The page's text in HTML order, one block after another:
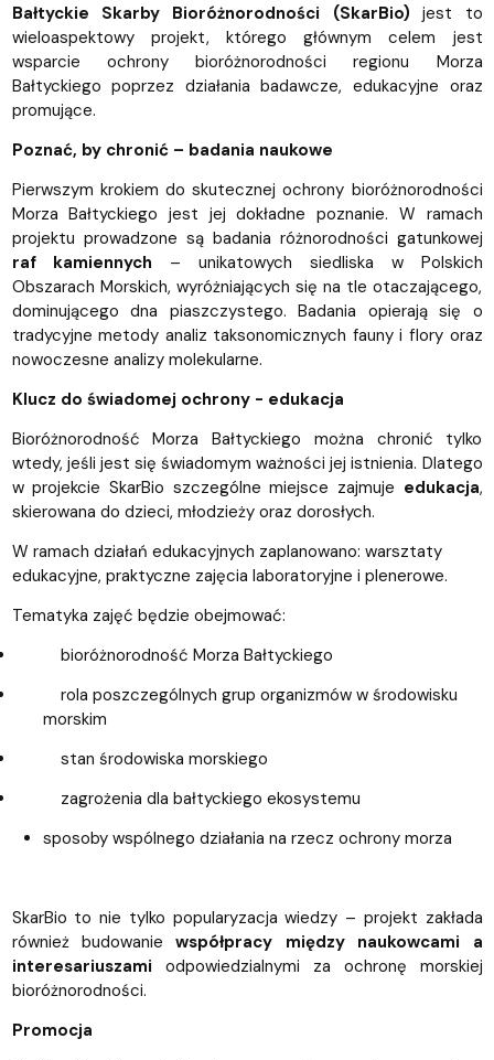
Bałtyckie Skarby Bioróżnorodności (SkarBio) jest to
wieloaspektowy projekt, którego głównym celem jest
wsparcie ochrony bioróżnorodności regionu Morza
Bałtyckiego poprzez działania badawcze, edukacyjne oraz
promujące.
Poznać, by chronić – badania naukowe
Pierwszym krokiem do skutecznej ochrony bioróżnorodności
Morza Bałtyckiego jest jej dokładne poznanie. W ramach
projektu prowadzone są badania różnorodności gatunkowej
raf kamiennych – unikatowych siedliska w Polskich
Obszarach Morskich, wyróżniających się na tle otaczającego,
dominującego dna piaszczystego. Badania opierają się o
tradycyjne metody analiz taksonomicznych fauny i flory oraz
nowoczesne analizy molekularne.
Klucz do świadomej ochrony - edukacja
Bioróżnorodność Morza Bałtyckiego można chronić tylko
wtedy, jeśli jest się świadomym ważności jej istnienia. Dlatego
w projekcie SkarBio szczególne miejsce zajmuje edukacja,
skierowana do dzieci, młodzieży oraz dorosłych.
W ramach działań edukacyjnych zaplanowano: warsztaty
edukacyjne, praktyczne zajęcia laboratoryjne i plenerowe.
Tematyka zajęć będzie obejmować:
bioróżnorodność Morza Bałtyckiego
rola poszczególnych grup organizmów w środowisku
morskim
stan środowiska morskiego
zagrożenia dla bałtyckiego ekosystemu
sposoby wspólnego działania na rzecz ochrony morza
SkarBio to nie tylko popularyzacja wiedzy – projekt zakłada
również budowaniewspółpracy między naukowcami a
interesariuszami odpowiedzialnymi za ochronę morskiej
bioróżnorodności.
Promocja